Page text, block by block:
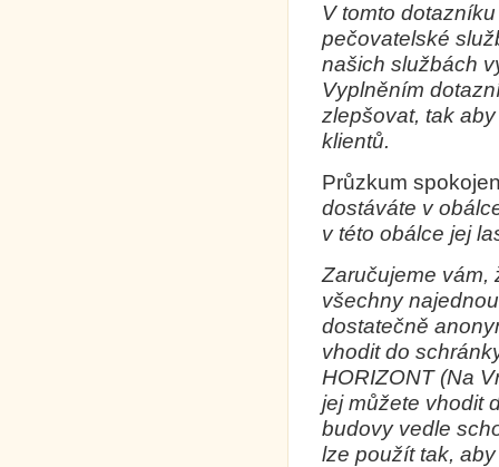
V tomto
pečovatelské
našich službách
Vyplněním
zlepšovat, tak
klientů.
Průzkum
dostáváte v
v této obálce jej
Zaručujeme vám,
všechny
dostatečně
vhodit do
HORIZONT (Na
jej můžete vhodit
budovy vedle
lze použít tak,